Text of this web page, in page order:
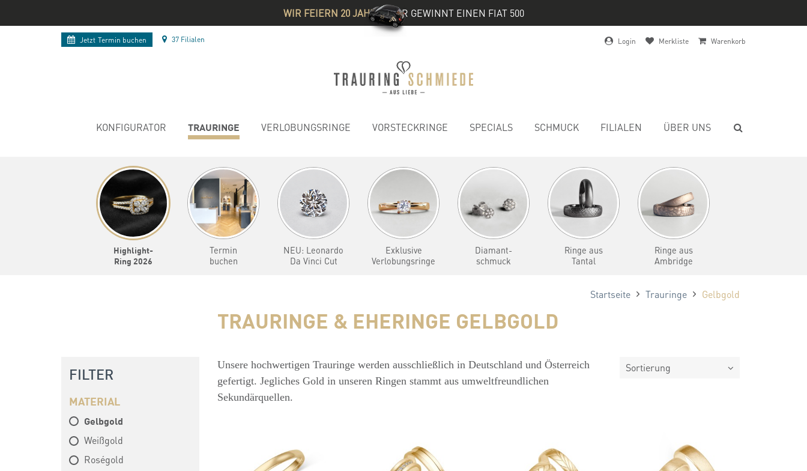
WIR FEIERN 20 JAHRE& IHR GEWINNT EINEN FIAT 500
Jetzt Termin buchen 37 Filialen Login Merkliste Warenkorb
KONFIGURATOR TRAURINGE VERLOBUNGSRINGE VORSTECKRINGE SPECIALS SCHMUCK FILIALEN ÜBER UNS
Highlight-
Ring 2026
Termin
buchen
NEU: Leonardo
Da Vinci Cut
Exklusive
Verlobungsringe
Diamant-
schmuck
Ringe aus
Tantal
Ringe aus
Ambridge
Startseite Trauringe Gelbgold
TRAURINGE & EHERINGE GELBGOLD
FILTER
MATERIAL
Gelbgold
Weißgold
Roségold
Unsere hochwertigen Trauringe werden ausschließlich in Deutschland und Österreich
gefertigt. Jegliches Gold in unseren Ringen stammt aus umweltfreundlichen
Sekundärquellen.
Sortierung